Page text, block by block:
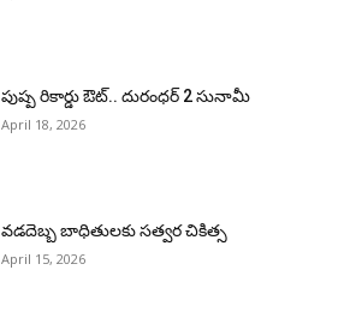
పుష్ప రికార్డు ఔట్‌.. దురంధ‌ర్ 2 సునామీ
April 18, 2026
వడదెబ్బ బాధితులకు సత్వర చికిత్స
April 15, 2026